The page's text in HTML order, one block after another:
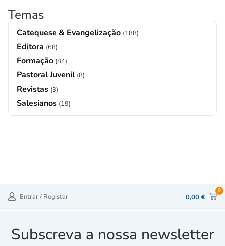
Temas
Catequese & Evangelização (188)
Editora (68)
Formação (84)
Pastoral Juvenil (8)
Revistas (3)
Salesianos (19)
Entrar / Registar 0,00 €
0
Subscreva a nossa newsletter